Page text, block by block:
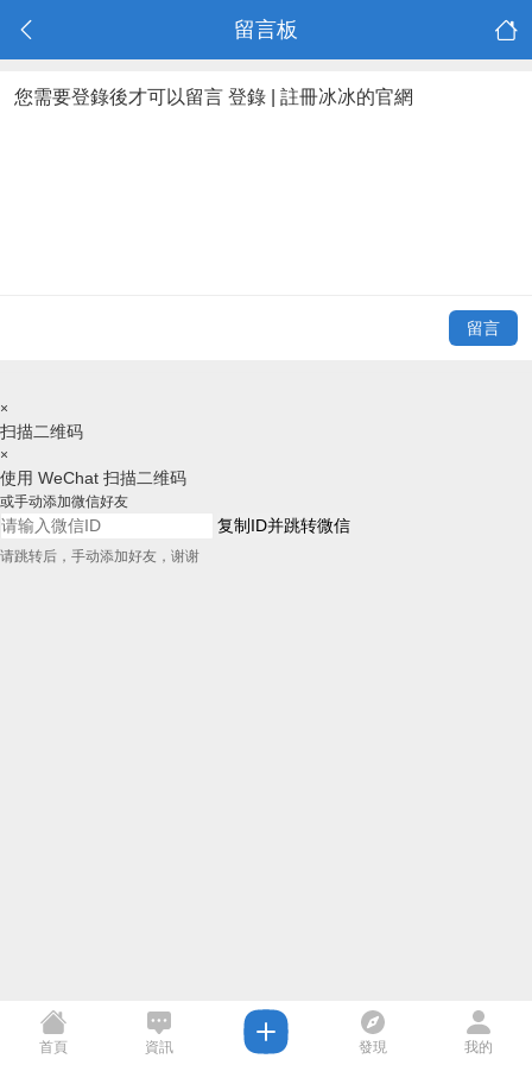
留言板
您需要登錄後才可以留言 登錄 註冊冰冰的官網
留言
×
扫描二维码
×
使用 WeChat 扫描二维码
或手动添加微信好友
复制ID并跳转微信
请跳转后，手动添加好友，谢谢
首頁 資訊 發現 我的